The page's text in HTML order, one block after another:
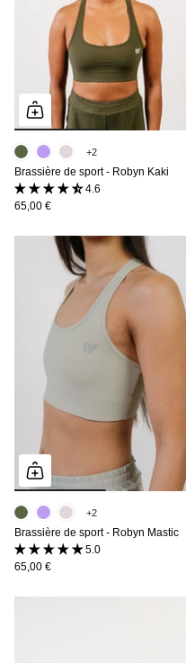
+2
Brassière de sport - Robyn Kaki
4.6 (14 avis)
65,00 €
+2
Brassière de sport - Robyn Mastic
5.0 (2 avis)
65,00 €